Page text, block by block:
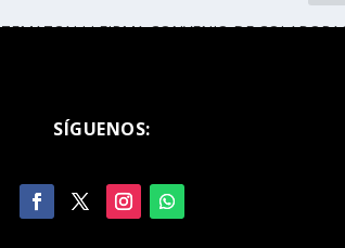
TEMAZCALLI FIRMA CONVENIO DE
SÍGUENOS: